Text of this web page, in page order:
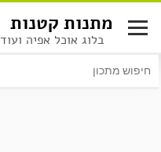
לתוכן
מתנות קטנות
בלוג אוכל אפיה ועוד